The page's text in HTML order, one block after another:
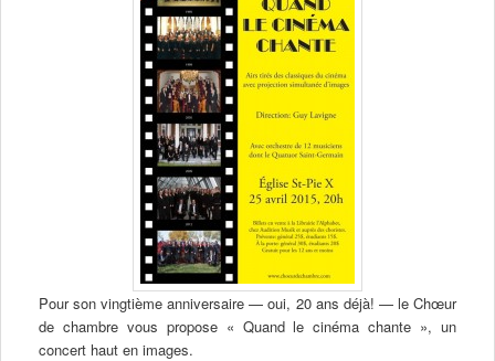
Pour son vingtième anniversaire — oui, 20 ans déjà! — le Chœur
de chambre vous propose « Quand le cinéma chante », un
concert haut en images.